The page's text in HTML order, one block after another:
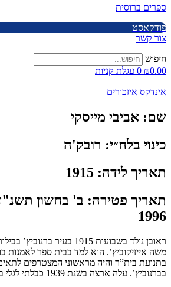
ספרים ברוסית
פודקאסט
צור קשר
חיפוש
₪0.00
0 עגלת קניות
אינדקס איזכורים
שם: אביבי מייסקי
כינוי בלח״י: רובק'ה
תאריך לידה: 1915
תאריך פטירה:
1996
ראובן נולד בשבועות 1915 בעיר
משה אייזיקוביץ’. הוא למד בבית ספר לאמנות
בתנועת בית”ר והיה מראשוני המצטרפים
בברנוביץ’. עלה ארצה בשנת 1939 כבלתי לגלי בעליית “אף־על־פי”.